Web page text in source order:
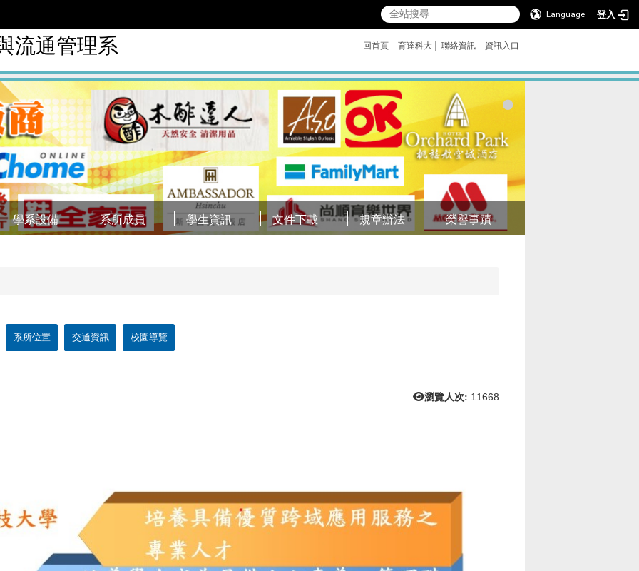
Language 登入
流通管理系 回首頁 育達科大 聯絡資訊 資訊入口
學系設備 系所成員 學生資訊 文件下載 規章辦法 榮譽事蹟
系所位置 交通資訊 校園導覽
瀏覽人次: 11668